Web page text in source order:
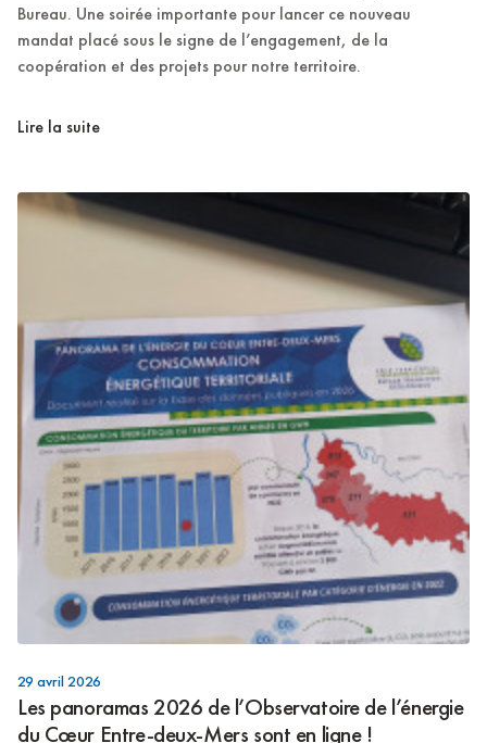
Bureau. Une soirée importante pour lancer ce nouveau
mandat placé sous le signe de l’engagement, de la
coopération et des projets pour notre territoire.
Lire la suite
29 avril 2026
Les panoramas 2026 de l’Observatoire de l’énergie
du Cœur Entre-deux-Mers sont en ligne !